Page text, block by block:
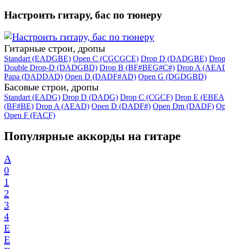
Настроить гитару, бас по тюнеру
Гитарные строи, дропы
Standart (EADGBE) Open C (CGCGCE) Drop D (DADGBE)
Double Drop-D (DADGBD) Drop B (BF#BEG#C#) Drop A
Papa (DADDAD) Open D (DADF#AD) Open G (DGDGBD)
Басовые строи, дропы
Standart (EADG) Drop D (DADG) Drop C (CGCF) Drop E
(BF#BE) Drop A (AEAD) Open D (DADF#) Open Dm (DADF)
Open F (FACF)
Популярные аккорды на гитаре
A
0
1
2
3
4
E
E